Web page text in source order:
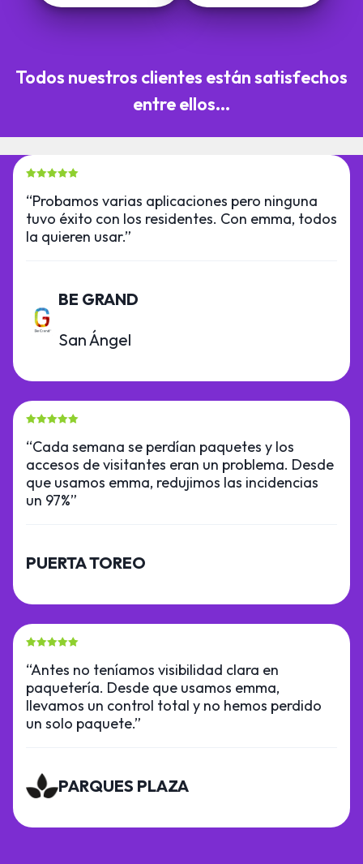
Todos nuestros clientes están satisfechos
entre ellos...
“Probamos varias aplicaciones pero ninguna
tuvo éxito con los residentes. Con emma, todos
la quieren usar.”
BE GRAND
San Ángel
“Cada semana se perdían paquetes y los
accesos de visitantes eran un problema. Desde
que usamos emma, redujimos las incidencias
un 97%”
PUERTA TOREO
“Antes no teníamos visibilidad clara en
paquetería. Desde que usamos emma,
llevamos un control total y no hemos perdido
un solo paquete.”
PARQUES PLAZA